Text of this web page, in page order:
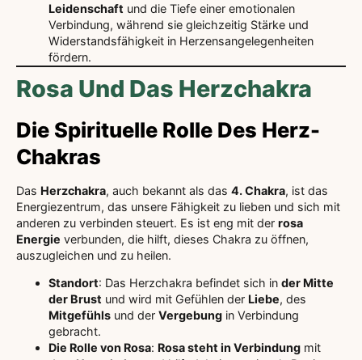
Leidenschaft und die Tiefe einer emotionalen
Verbindung, während sie gleichzeitig Stärke und
Widerstandsfähigkeit in Herzensangelegenheiten
fördern.
Rosa Und Das Herzchakra
Die Spirituelle Rolle Des Herz-
Chakras
Das Herzchakra, auch bekannt als das 4. Chakra, ist das
Energiezentrum, das unsere Fähigkeit zu lieben und sich mit
anderen zu verbinden steuert. Es ist eng mit der rosa
Energie verbunden, die hilft, dieses Chakra zu öffnen,
auszugleichen und zu heilen.
Standort: Das Herzchakra befindet sich in der Mitte
der Brust und wird mit Gefühlen der Liebe, des
Mitgefühls und der Vergebung in Verbindung
gebracht.
Die Rolle von Rosa: Rosa steht in Verbindung mit